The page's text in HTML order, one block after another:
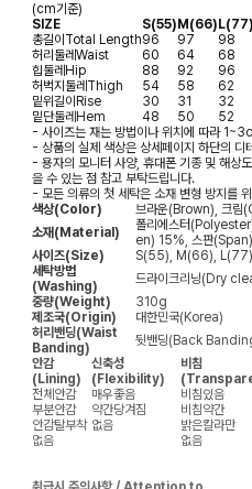
(cm기준)
SIZE
S(55) M(66) L(77)
총길이 Total Length96 97
98
허리둘레 Waist 60 64
68
힙둘레 Hip 88 92
96
허벅지둘레 Thigh 54 58
62
밑위길이 Rise 30 31
32
밑단둘레 Hem 48 50
52
- 사이즈는 재는 방법이나 위치에 따라
- 상품의 실제 색상은 상세페이지 하단의 디
- 용자의 모니터 사양, 휴대폰 기종 및 해상
을 수 있는 점 참고 부탁드립니다.
- 모든 의류의 첫 세탁은 소재 변형 방지를
색상(Color)
브라운(Brown), 크
소재(Material)
폴리에스터
en) 15%, 스판
사이즈(Size)
S(55), M(66), L(77)
세탁방법
(Washing)
드라이크리닝(Dry
중량(Weight)
310g
제조국(Origin)
대한민국(Korea)
허리밴딩(Waist
Banding)
뒷밴딩(Back
안감
(Lining)
신축성
(Flexibility)
비침
전체안감
매우좋음 비침있음
부분안감
약간당겨짐 비침약간
안감탈부착 없음 밝은칼라만
없음
없음